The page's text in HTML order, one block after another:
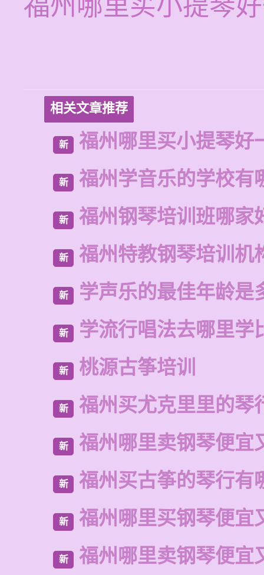
福州哪里买小提琴
相关文章推荐
新 福州哪里买小提琴好
新 福州学音乐的学校有
新 福州钢琴培训班哪家
新 福州特教钢琴培训机
新 学声乐的最佳年龄是
新 学流行唱法去哪里学
新 桃源古筝培训
新 福州买尤克里里的琴
新 福州哪里卖钢琴便宜
新 福州买古筝的琴行有
新 福州哪里买钢琴便宜
新 福州哪里卖钢琴便宜